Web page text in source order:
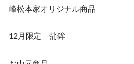
峰松本家オリジナル商品
12月限定 蒲鉾